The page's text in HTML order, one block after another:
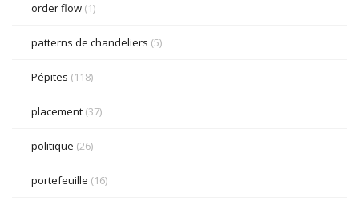
order flow (1)
patterns de chandeliers (5)
Pépites (118)
placement (37)
politique (26)
portefeuille (16)